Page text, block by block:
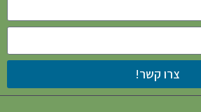
צרו קשר!